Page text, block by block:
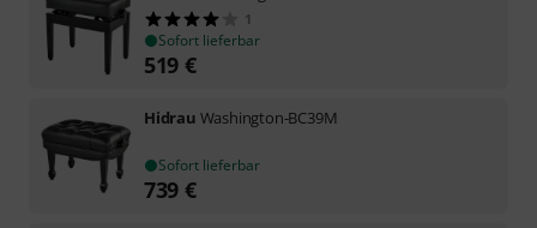
1
Sofort lieferbar
519 €
Hidrau Washington-BC39M
Sofort lieferbar
739 €